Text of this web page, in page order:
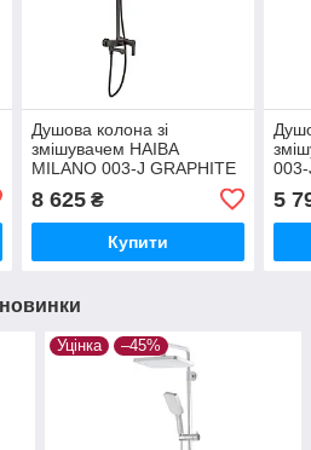
Душова колона зі
змішувачем HAIBA
MILANO 003-J GRAPHITE
8 625₴
Купити
5
новинки
Уцінка –45%